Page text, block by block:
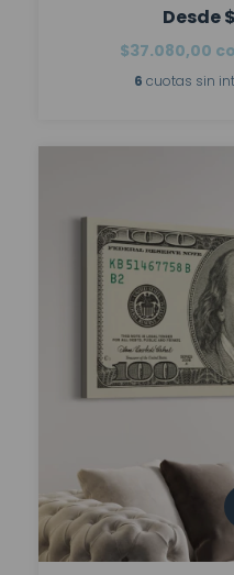
$37.080,00
6 cuotas sin